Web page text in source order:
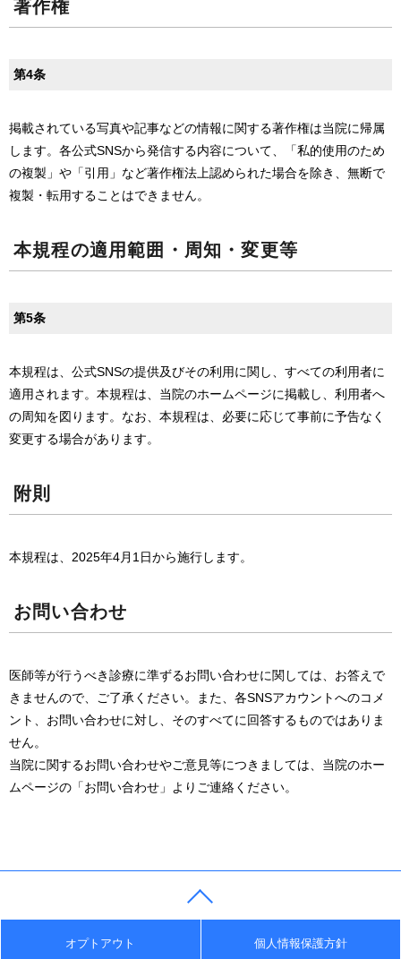
著作権
第4条
掲載されている写真や記事などの情報に関する著作権は当院に帰属
します。各公式SNSから発信する内容について、「私的使用のため
の複製」や「引用」など著作権法上認められた場合を除き、無断で
複製・転用することはできません。
本規程の適用範囲・周知・変更等
第5条
本規程は、公式SNSの提供及びその利用に関し、すべての利用者に
適用されます。本規程は、当院のホームページに掲載し、利用者へ
の周知を図ります。なお、本規程は、必要に応じて事前に予告なく
変更する場合があります。
附則
本規程は、2025年4月1日から施行します。
お問い合わせ
医師等が行うべき診療に準ずるお問い合わせに関しては、お答えで
きませんので、ご了承ください。また、各SNSアカウントへのコメ
ント、お問い合わせに対し、そのすべてに回答するものではありま
せん。
当院に関するお問い合わせやご意見等につきましては、当院のホー
ムページの「お問い合わせ」よりご連絡ください。
オプトアウト 個人情報保護方針